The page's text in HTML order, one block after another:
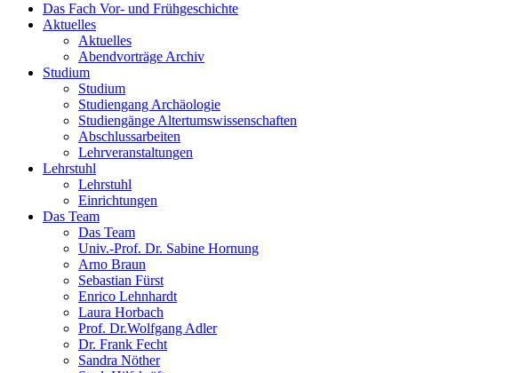
Das Fach Vor- und Frühgeschichte
Aktuelles
Aktuelles
Abendvorträge Archiv
Studium
Studium
Studiengang Archäologie
Studiengänge Altertumswissenschaften
Abschlussarbeiten
Lehrveranstaltungen
Lehrstuhl
Lehrstuhl
Einrichtungen
Das Team
Das Team
Univ.-Prof. Dr. Sabine Hornung
Arno Braun
Sebastian Fürst
Enrico Lehnhardt
Laura Horbach
Prof. Dr.Wolfgang Adler
Dr. Frank Fecht
Sandra Nöther